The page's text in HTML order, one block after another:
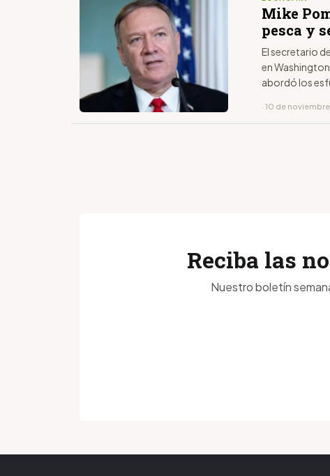
Mike
pesca y
El secretario
en
abordó los
· 10 de
Reciba las
Nuestro boletín